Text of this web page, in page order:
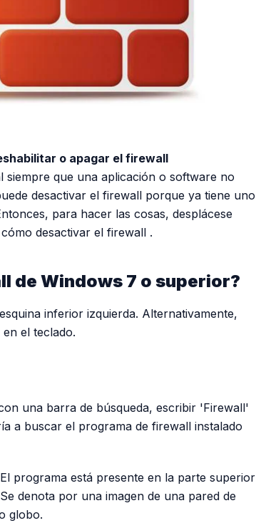
o apagar el firewall
siempre que una aplicación o software no
desactivar el firewall porque ya tiene uno
para hacer las cosas, desplácese
cómo desactivar el firewall .
de Windows 7 o superior?
inferior izquierda. Alternativamente,
el teclado.
una barra de búsqueda, escribir 'Firewall'
a buscar el programa de firewall instalado
programa está presente en la parte superior
denota por una imagen de una pared de
globo.